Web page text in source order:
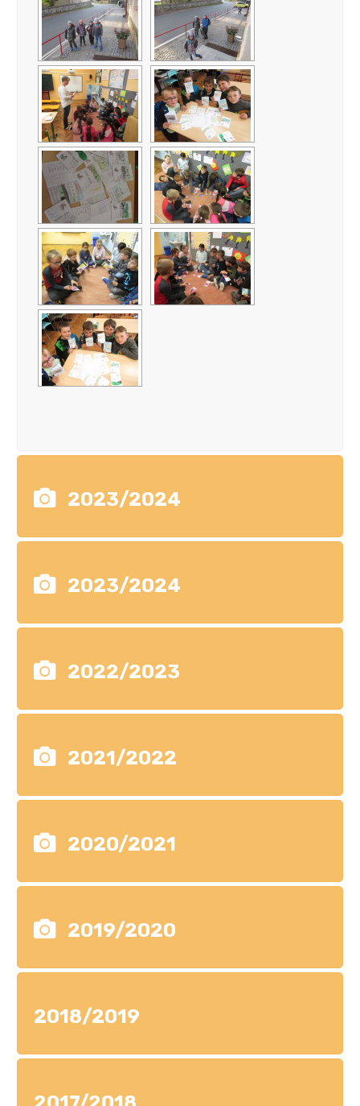
2023/2024
2023/2024
2022/2023
2021/2022
2020/2021
2019/2020
2018/2019